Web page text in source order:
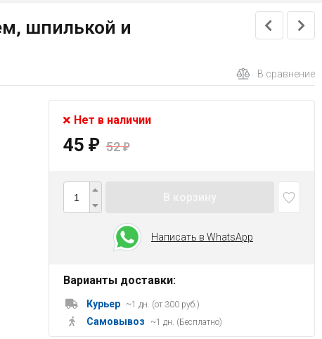
шпилькой и
В сравнение
Нет в наличии
45 ₽ 52₽
Написать в WhatsApp
Варианты доставки:
Курьер ~1 дн. (от 300 руб.)
Самовывоз ~1 дн. (Бесплатно)